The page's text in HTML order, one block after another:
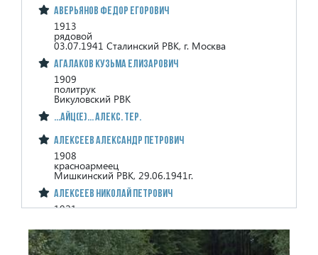
Аверьянов Федор Егорович
1913
рядовой
03.07.1941 Сталинский РВК, г. Москва
Агалаков Кузьма Елизарович
1909
политрук
Викуловский РВК
...айц(е)... Алекс. Тер.
Алексеев Александр Петрович
1908
красноармеец
Мишкинский РВК, 29.06.1941г.
Алексеев Николай Петрович
1921
Осташковский РВК, Калининская обл.
Альбеков Али -